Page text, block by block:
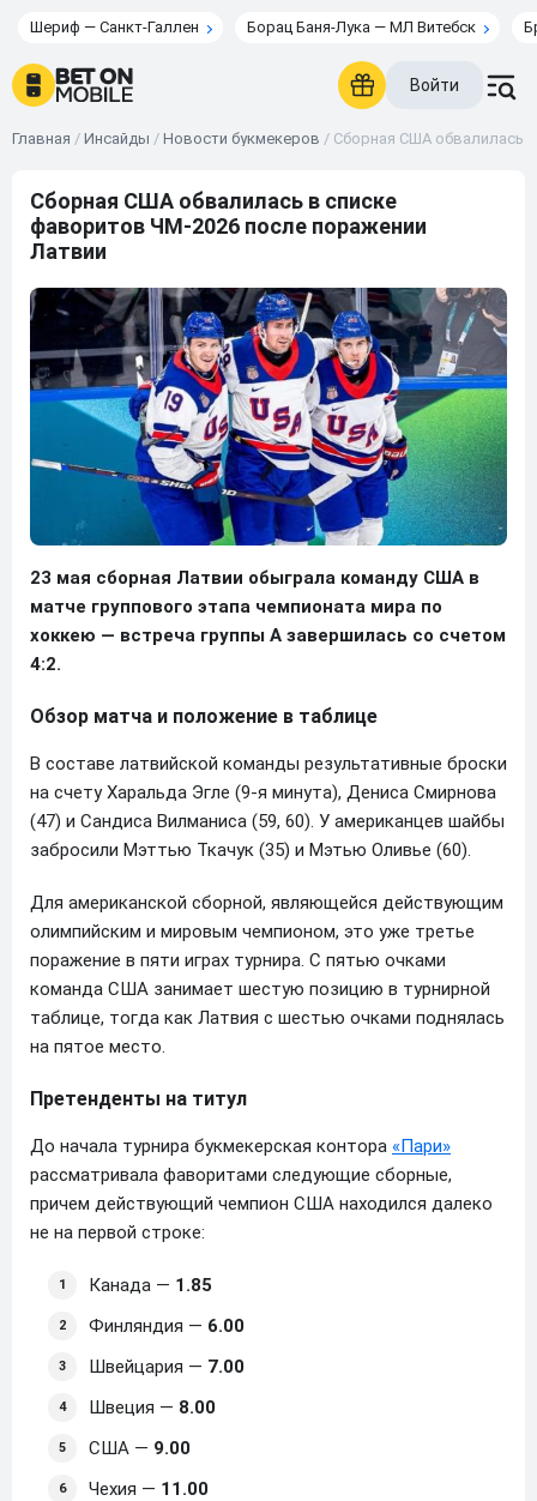
Шериф — Санкт-Галлен Борац Баня-Лука — МЛ Витебск
Войти
Главная / Инсайды / Новости букмекеров / Сборная США обвалилась
Сборная США обвалилась в списке
фаворитов ЧМ-2026 после поражении
Латвии
23 мая сборная Латвии обыграла команду США в
матче группового этапа чемпионата мира по
хоккею — встреча группы А завершилась со счетом
4:2.
Обзор матча и положение в таблице
В составе латвийской команды результативные броски
на счету Харальда Эгле (9-я минута), Дениса Смирнова
(47) и Сандиса Вилманиса (59, 60). У американцев шайбы
забросили Мэттью Ткачук (35) и Мэтью Оливье (60).
Для американской сборной, являющейся действующим
олимпийским и мировым чемпионом, это уже третье
поражение в пяти играх турнира. С пятью очками
команда США занимает шестую позицию в турнирной
таблице, тогда как Латвия с шестью очками поднялась
на пятое место.
Претенденты на титул
До начала турнира букмекерская контора «Пари»
рассматривала фаворитами следующие сборные,
причем действующий чемпион США находился далеко
не на первой строке:
Канада — 1.85
Финляндия — 6.00
Швейцария — 7.00
Швеция — 8.00
США — 9.00
Чехия — 11.00